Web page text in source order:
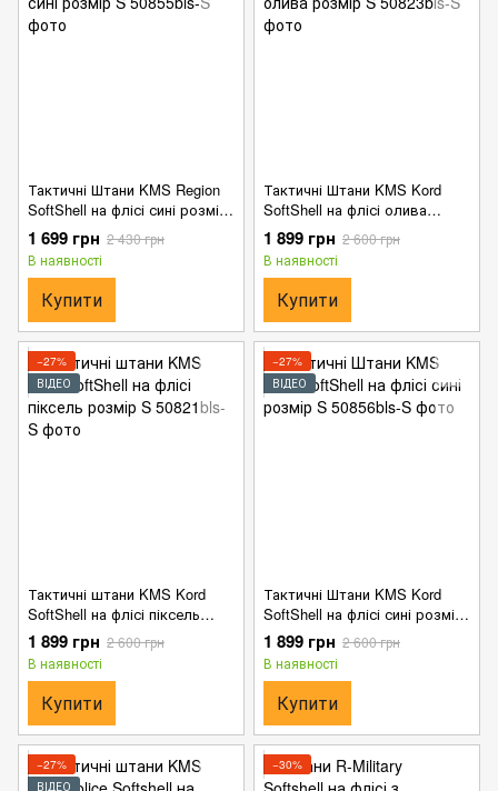
Тактичні Штани KMS Region
SoftShell на флісі сині розмір
S
1 699 грн 2 430 грн
В наявності
Купити
Тактичні Штани KMS Kord
SoftShell на флісі олива
розмір S
1 899 грн 2 600 грн
В наявності
Купити
−27%
ВІДЕО
Тактичні штани KMS Kord
SoftShell на флісі піксель
розмір S
1 899 грн 2 600 грн
В наявності
Купити
−27%
ВІДЕО
Тактичні Штани KMS Kord
SoftShell на флісі сині розмір
S
1 899 грн 2 600 грн
В наявності
Купити
−27%
ВІДЕО
−30%